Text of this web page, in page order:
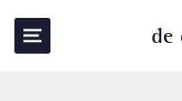
de
TERUG NAAR OVERZICHT